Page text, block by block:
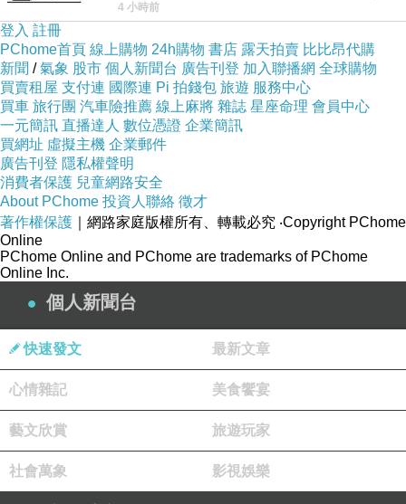
蛇吞噬了我心中的第一個氣體
那是一種莫名其妙的勇氣
我換上了他的衣服，勇敢的站了起來
悄悄地照著林醫師的指示，我終於走出了這個房
間
來到了走廊，我瞄了一下，左右各有一個黑衣保
鑣
可是那個原住民保鑣ＴＡＣＯ似乎不在這附近
我大著膽子的走了出去，左手邊的保鑣看了我胸
前的名牌一眼
微微側身，算是跟我打過了招呼，卻也沒在理我
下了樓梯，就在樓梯旁左手邊的第一個房間
我發現房門虛掩，而且裡面似乎有人不停的在活
者 只能白白陪葬
4 小時前
登入 註冊
PChome首頁 線上購物 24h購物 書店 露天拍賣 比比昂代購
新聞 /氣象 股市 個人新聞台 廣告刊登 加入聯播網 全球購物
買賣租屋 支付連 國際連 Pi 拍錢包 旅遊 服務中心
買車 旅行團 汽車險推薦 線上麻將 雜誌 星座命理 會員中心
一元簡訊 直播達人 數位憑證 企業簡訊
買網址 虛擬主機 企業郵件
廣告刊登 隱私權聲明
消費者保護 兒童網路安全
About PChome 投資人聯絡 徵才
著作權保護 ｜網路家庭版權所有、轉載必究 ‧Copyright PChome
Online
PChome Online and PChome are trademarks of PChome
Online Inc.
個人新聞台
快速發文 最新文章
心情雜記 美食饗宴
藝文欣賞 旅遊玩家
社會萬象 影視娛樂